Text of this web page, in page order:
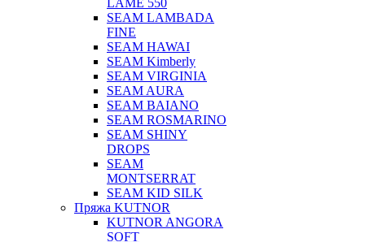
LAME 550
SEAM LAMBADA
FINE
SEAM HAWAI
SEAM Kimberly
SEAM VIRGINIA
SEAM AURA
SEAM BAIANO
SEAM ROSMARINO
SEAM SHINY
DROPS
SEAM
MONTSERRAT
SEAM KID SILK
Пряжа KUTNOR
KUTNOR ANGORA
SOFT